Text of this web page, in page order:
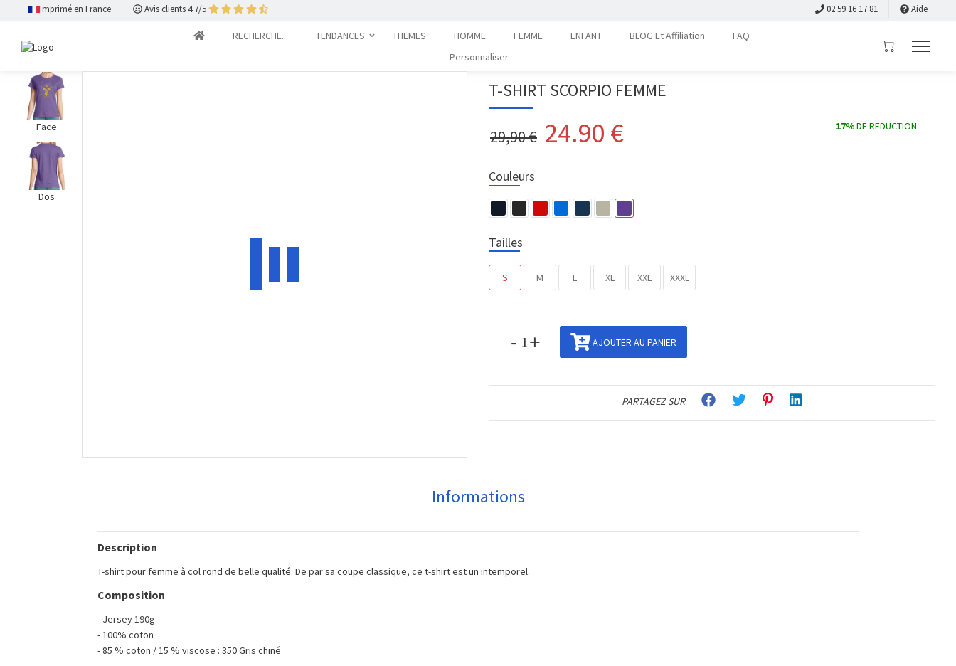
Imprimé en France Avis clients 4.7/5 02 59 16 17 81 Aide
RECHERCHE... TENDANCES THEMES HOMME FEMME ENFANT BLOG Et Affiliation
FAQ
Personnaliser
Face
Dos
T-SHIRT SCORPIO FEMME
29,90 € 24.90 € 17%DE REDUCTION
Couleurs
Tailles
S M L XL XXL XXXL
- + AJOUTER AU PANIER
PARTAGEZ SUR
Informations
Description
T-shirt pour femme à col rond de belle qualité. De par sa coupe classique, ce t-shirt est un intemporel.
Composition
- Jersey 190g
- 100% coton
- 85 % coton / 15 % viscose : 350 Gris chiné